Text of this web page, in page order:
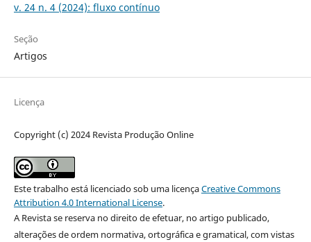
v. 24 n. 4 (2024): fluxo contínuo
Seção
Artigos
Licença
Copyright (c) 2024 Revista Produção Online
Este trabalho está licenciado sob uma licençaCreative Commons
Attribution 4.0 International License.
A Revista se reserva no direito de efetuar, no artigo publicado,
alterações de ordem normativa, ortográfica e gramatical, com vistas